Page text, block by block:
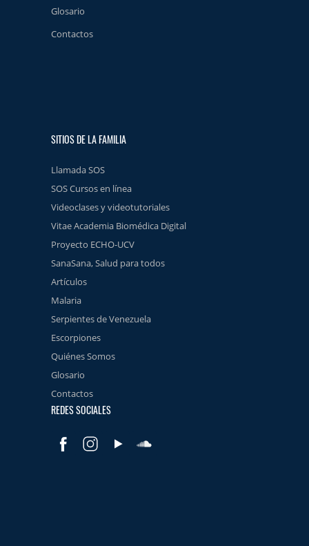
Glosario
Contactos
SITIOS DE LA FAMILIA
Llamada SOS
SOS Cursos en línea
Videoclases y videotutoriales
Vitae Academia Biomédica Digital
Proyecto ECHO-UCV
SanaSana, Salud para todos
Artículos
Malaria
Serpientes de Venezuela
Escorpiones
Quiénes Somos
Glosario
Contactos
REDES SOCIALES